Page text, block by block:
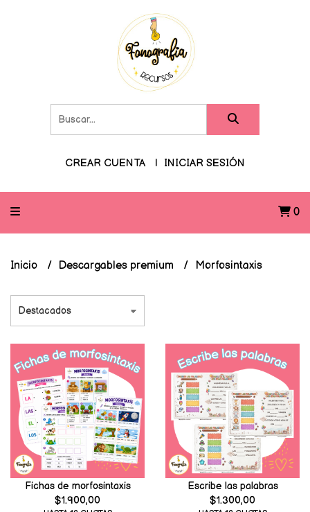
CREAR CUENTA INICIAR SESIÓN
0
Inicio Descargables premium Morfosintaxis
Fichas de morfosintaxis
$1.900,00
Escribe las palabras
$1.300,00